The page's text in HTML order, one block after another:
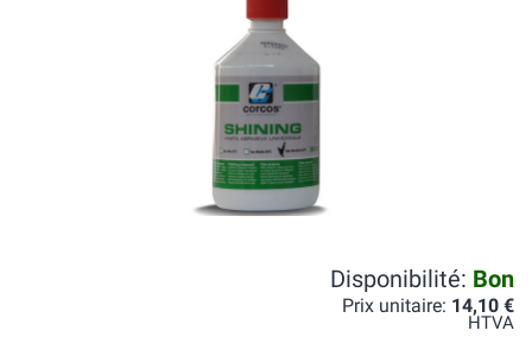
Disponibilité: Bon
Prix unitaire: 14,10 €
HTVA